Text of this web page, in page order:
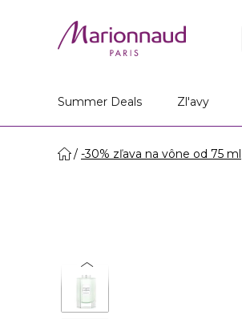
Summer Deals Zl'avy
-30% zľava na vône od 75 ml